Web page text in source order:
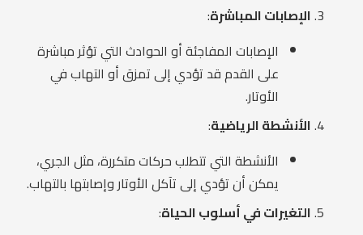
الإصابات المباشرة:
الإصابات المفاجئة أو الحوادث التي تؤثر مباشرة
على القدم قد تؤدي إلى تمزق أو التهاب في
الأوتار.
الأنشطة الرياضية:
الأنشطة التي تتطلب حركات متكررة، مثل الجري،
يمكن أن تؤدي إلى تآكل الأوتار وإصابتها بالتهاب.
التغيرات في أسلوب الحياة: